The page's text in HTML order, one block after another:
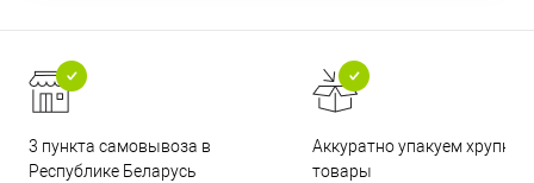
3 пункта самовывоза в
Республике Беларусь
Аккуратно упакуем хрупкие
товары